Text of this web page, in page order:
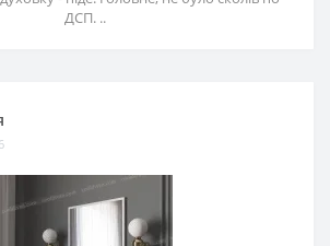
ДСП. ..